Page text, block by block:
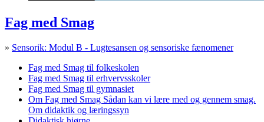
Fag med Smag
» Sensorik: Modul B - Lugtesansen og sensoriske fænomener
Fag med Smag til folkeskolen
Fag med Smag til erhvervsskoler
Fag med Smag til gymnasiet
Om Fag med Smag Sådan kan vi lære med og gennem smag.
Om didaktik og læringssyn